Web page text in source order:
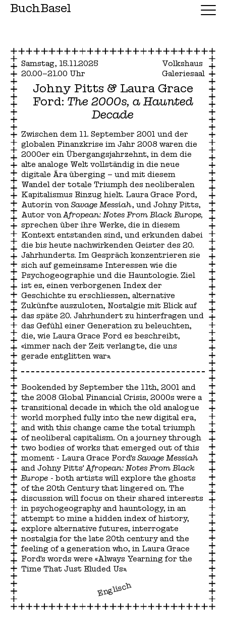
BuchBasel
Samstag, 15.11.2025
20.00–21.00 Uhr
Volkshaus
Galeriesaal
Johny Pitts & Laura Grace
Ford: The 2000s, a Haunted
Decade
Zwischen dem 11. September 2001 und der
globalen Finanzkrise im Jahr 2008 waren die
2000er ein Übergangsjahrzehnt, in dem die
alte analoge Welt vollständig in die neue
digitale Ära überging – und mit diesem
Wandel der totale Triumph des neoliberalen
Kapitalismus Einzug hielt. Laura Grace Ford,
Autorin vonSavage Messiah, und Johny Pitts,
Autor von Afropean: Notes From Black Europe,
sprechen über ihre Werke, die in diesem
Kontext entstanden sind, und erkunden dabei
die bis heute nachwirkenden Geister des 20.
Jahrhunderts. Im Gespräch konzentrieren sie
sich auf gemeinsame Interessen wie die
Psychogeographie und die Hauntologie. Ziel
ist es, einen verborgenen Index der
Geschichte zu erschliessen, alternative
Zukünfte auszuloten, Nostalgie mit Blick auf
das späte 20. Jahrhundert zu hinterfragen und
das Gefühl einer Generation zu beleuchten,
die, wie Laura Grace Ford es beschreibt,
«immer nach der Zeit verlangte, die uns
gerade entglitten war».
Bookended by September the 11th, 2001 and
the 2008 Global Financial Crisis, 2000s were a
transitional decade in which the old analogue
world morphed fully into the new digital era,
and with this change came the total triumph
of neoliberal capitalism. On a journey through
two bodies of works that emerged out of this
moment - Laura Grace Ford'sSavage Messiah
and Johny Pitts' Afropean: Notes From Black
Europe - both artists will explore the ghosts
of the 20th Century that lingered on. The
discussion will focus on their shared interests
in psychogeography and hauntology, in an
attempt to mine a hidden index of history,
explore alternative futures, interrogate
nostalgia for the late 20th century and the
feeling of a generation who, in Laura Grace
Ford's words were «Always Yearning for the
Time That Just Eluded Us».
Englisch